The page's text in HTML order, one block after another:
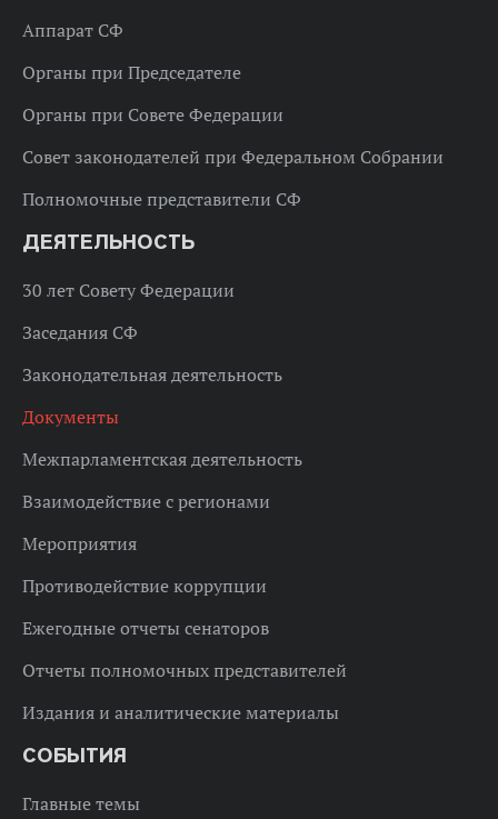
Аппарат СФ
Органы при Председателе
Органы при Совете Федерации
Совет законодателей при Федеральном Собрании
Полномочные представители СФ
ДЕЯТЕЛЬНОСТЬ
30 лет Совету Федерации
Заседания СФ
Законодательная деятельность
Документы
Межпарламентская деятельность
Взаимодействие с регионами
Мероприятия
Противодействие коррупции
Ежегодные отчеты сенаторов
Отчеты полномочных представителей
Издания и аналитические материалы
СОБЫТИЯ
Главные темы